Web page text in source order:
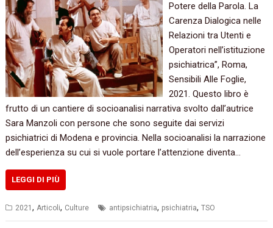
Potere della Parola. La
Carenza Dialogica nelle
Relazioni tra Utenti e
Operatori nell’istituzione
psichiatrica”, Roma,
Sensibili Alle Foglie,
2021. Questo libro è
frutto di un cantiere di socioanalisi narrativa svolto dall’autrice
Sara Manzoli con persone che sono seguite dai servizi
psichiatrici di Modena e provincia. Nella socioanalisi la narrazione
dell’esperienza su cui si vuole portare l’attenzione diventa…
LEGGI DI PIÙ
2021,Articoli, Culture antipsichiatria, psichiatria,TSO